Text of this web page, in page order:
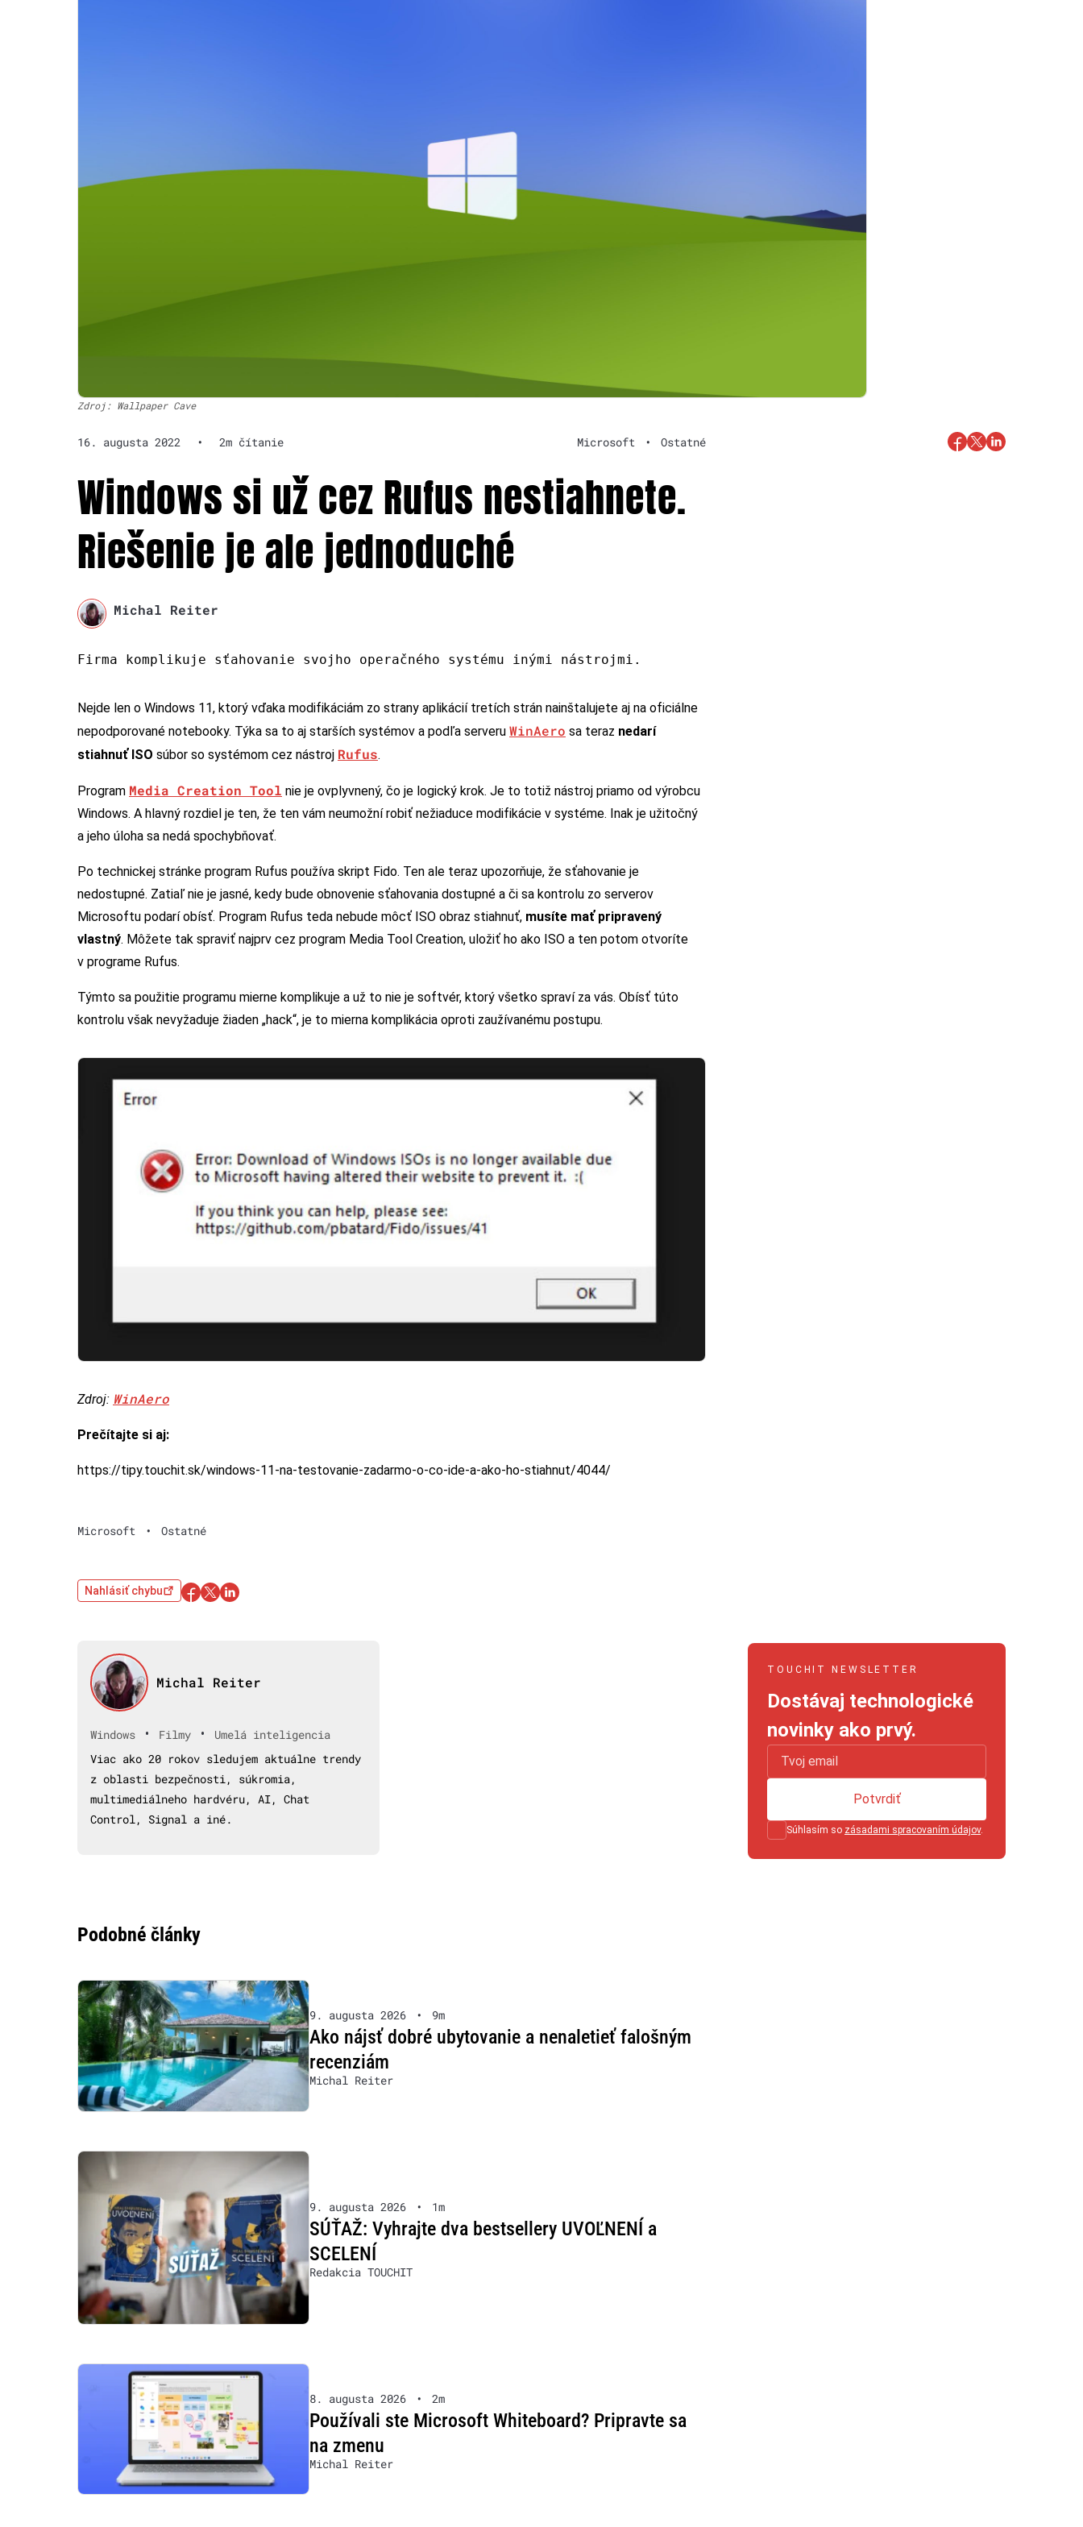
Zdroj: Wallpaper Cave
16. augusta 2022 • 2m čítanie Microsoft • Ostatné
Windows si už cez Rufus nestiahnete.
Riešenie je ale jednoduché
Michal Reiter
Firma komplikuje sťahovanie svojho operačného systému inými nástrojmi.
Nejde len o Windows 11, ktorý vďaka modifikáciám zo strany aplikácií tretích strán nainštalujete aj na oficiálne
nepodporované notebooky. Týka sa to aj starších systémov a podľa serveru WinAero sa teraz nedarí
stiahnuť ISO súbor so systémom cez nástroj Rufus.
Program Media Creation Tool nie je ovplyvnený, čo je logický krok. Je to totiž nástroj priamo od výrobcu
Windows. A hlavný rozdiel je ten, že ten vám neumožní robiť nežiaduce modifikácie v systéme. Inak je užitočný
a jeho úloha sa nedá spochybňovať.
Po technickej stránke program Rufus používa skript Fido. Ten ale teraz upozorňuje, že sťahovanie je
nedostupné. Zatiaľ nie je jasné, kedy bude obnovenie sťahovania dostupné a či sa kontrolu zo serverov
Microsoftu podarí obísť. Program Rufus teda nebude môcť ISO obraz stiahnuť, musíte mať pripravený
vlastný. Môžete tak spraviť najprv cez program Media Tool Creation, uložiť ho ako ISO a ten potom otvoríte
v programe Rufus.
Týmto sa použitie programu mierne komplikuje a už to nie je softvér, ktorý všetko spraví za vás. Obísť túto
kontrolu však nevyžaduje žiaden „hack“, je to mierna komplikácia oproti zaužívanému postupu.
Zdroj: WinAero
Prečítajte si aj:
https://tipy.touchit.sk/windows-11-na-testovanie-zadarmo-o-co-ide-a-ako-ho-stiahnut/4044/
Microsoft • Ostatné
Nahlásiť chybu
Michal Reiter
Windows • Filmy •
Umelá inteligencia
Viac ako 20 rokov sledujem aktuálne trendy
z oblasti bezpečnosti, súkromia,
multimediálneho hardvéru, AI, Chat
Control, Signal a iné.
Podobné články
9. augusta 2026 • 9m
Ako nájsť dobré ubytovanie a nenaletieť falošným
recenziám
Michal Reiter
9. augusta 2026 • 1m
SÚŤAŽ: Vyhrajte dva bestsellery UVOĽNENÍ a
SCELENÍ
Redakcia TOUCHIT
8. augusta 2026 • 2m
Používali ste Microsoft Whiteboard? Pripravte sa
na zmenu
Michal Reiter
TOUCHIT NEWSLETTER
Dostávaj technologické
novinky ako prvý.
Súhlasím so zásadami spracovaním údajov.
Potvrdiť